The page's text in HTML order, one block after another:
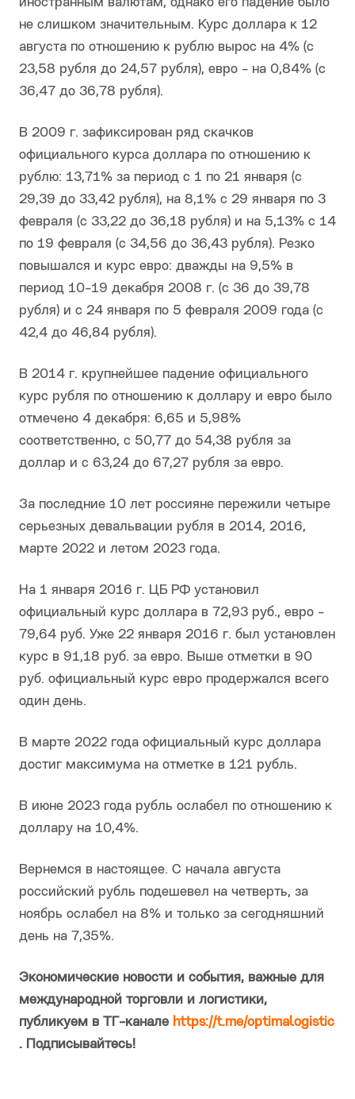
иностранным валютам, однако его падение было
не слишком значительным. Курс доллара к 12
августа по отношению к рублю вырос на 4% (с
23,58 рубля до 24,57 рубля), евро - на 0,84% (с
36,47 до 36,78 рубля).
В 2009 г. зафиксирован ряд скачков
официального курса доллара по отношению к
рублю: 13,71% за период с 1 по 21 января (с
29,39 до 33,42 рубля), на 8,1% с 29 января по 3
февраля (с 33,22 до 36,18 рубля) и на 5,13% с 14
по 19 февраля (с 34,56 до 36,43 рубля). Резко
повышался и курс евро: дважды на 9,5% в
период 10-19 декабря 2008 г. (с 36 до 39,78
рубля) и с 24 января по 5 февраля 2009 года (с
42,4 до 46,84 рубля).
В 2014 г. крупнейшее падение официального
курс рубля по отношению к доллару и евро было
отмечено 4 декабря: 6,65 и 5,98%
соответственно, с 50,77 до 54,38 рубля за
доллар и с 63,24 до 67,27 рубля за евро.
За последние 10 лет россияне пережили четыре
серьезных девальвации рубля в 2014, 2016,
марте 2022 и летом 2023 года.
На 1 января 2016 г. ЦБ РФ установил
официальный курс доллара в 72,93 руб., евро -
79,64 руб. Уже 22 января 2016 г. был установлен
курс в 91,18 руб. за евро. Выше отметки в 90
руб. официальный курс евро продержался всего
один день.
В марте 2022 года официальный курс доллара
достиг максимума на отметке в 121 рубль.
В июне 2023 года рубль ослабел по отношению к
доллару на 10,4%.
Вернемся в настоящее. С начала августа
российский рубль подешевел на четверть, за
ноябрь ослабел на 8% и только за сегодняшний
день на 7,35%.
Экономические новости и события, важные для
международной торговли и логистики,
публикуем в ТГ-канале https://t.me/optimalogistic
. Подписывайтесь!